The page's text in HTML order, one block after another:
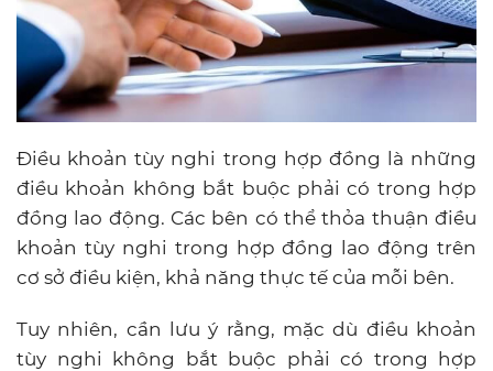
Điều khoản tùy nghi trong hợp đồng là những
điều khoản không bắt buộc phải có trong hợp
đồng lao động. Các bên có thể thỏa thuận điều
khoản tùy nghi trong hợp đồng lao động trên
cơ sở điều kiện, khả năng thực tế của mỗi bên.
Tuy nhiên, cần lưu ý rằng, mặc dù điều khoản
tùy nghi không bắt buộc phải có trong hợp